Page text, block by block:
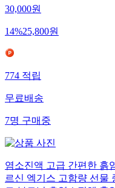
30,000원
14%25,800원
774적립
무료배송
7명구매중
염소진액 고급 간편한 흙
르신 엑기스 고함량 선물